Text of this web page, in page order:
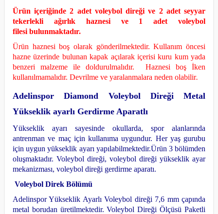
Ürün içeriğinde 2 adet voleybol direği ve 2 adet seyyar
tekerlekli ağırlık haznesi ve 1 adet voleybol
filesi bulunmaktadır.
Ürün haznesi boş olarak gönderilmektedir. Kullanım öncesi
hazne üzerinde bulunan kapak açılarak içerisi kuru kum yada
benzeri malzeme ile doldurulmalıdır.
Haznesi boş İken
kullanılmamalıdır. Devrilme ve yaralanmalara neden olabilir.
Adelinspor Diamond Voleybol Direği Metal
Yükseklik ayarlı Gerdirme Aparatlı
Yükseklik ayarı sayesinde okullarda, spor alanlarında
antrenman ve maç için kullanıma uygundur. Her yaş gurubu
için uygun yükseklik ayarı yapılabilmektedir.Ürün 3 bölümden
oluşmaktadır. Voleybol direği, voleybol direği yükseklik ayar
mekanizması, voleybol direği gerdirme aparatı.
Voleybol Direk Bölümü
Adelinspor Yükseklik Ayarlı Voleybol direği 7,6 mm çapında
metal borudan üretilmektedir. Voleybol Direği Ölçüsü Paketli